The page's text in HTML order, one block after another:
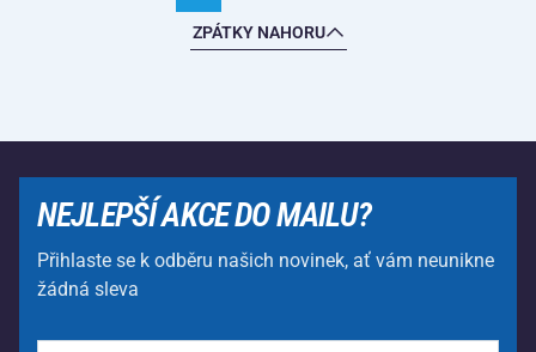
ZPÁTKY NAHORU
NEJLEPŠÍ AKCE DO MAILU?
Přihlaste se k odběru našich novinek, ať vám neunikne
žádná sleva